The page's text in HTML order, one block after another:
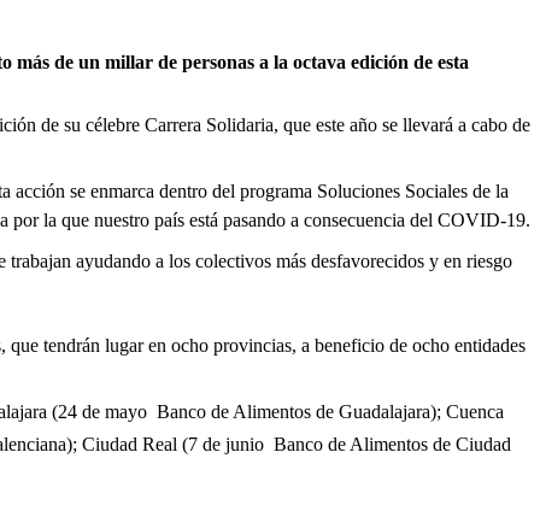
de un millar de personas a la octava edición de esta
de su célebre Carrera Solidaria, que este año se llevará a cabo de
se enmarca dentro del programa Soluciones Sociales de la
la que nuestro país está pasando a consecuencia del COVID-19.
ayudando a los colectivos más desfavorecidos y en riesgo
tendrán lugar en ocho provincias, a beneficio de ocho entidades
(24 de mayo  Banco de Alimentos de Guadalajara); Cuenca
Ciudad Real (7 de junio  Banco de Alimentos de Ciudad